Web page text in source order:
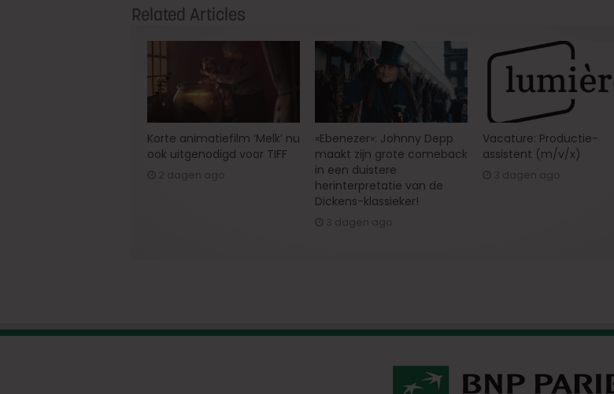
Related Articles
Korte animatiefilm ‘Melk’ nu
ook uitgenodigd voor TIFF
2 dagen ago
«Ebenezer»: Johnny Depp
maakt zijn grote comeback
in een duistere
herinterpretatie van de
Dickens-klassieker!
3 dagen ago
Vacature: Productie-
assistent (m/v/x)
3 dagen ago